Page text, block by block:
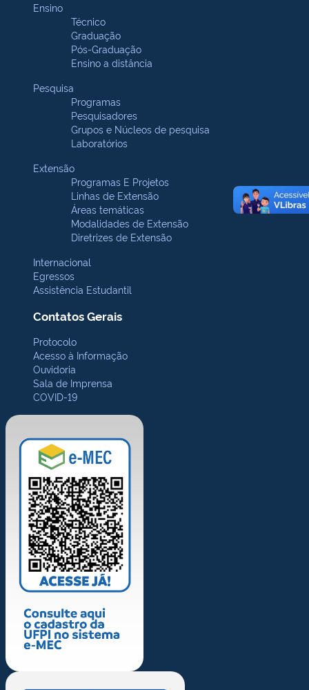
Ensino
Técnico
Graduação
Pós-Graduação
Ensino a distância
Pesquisa
Programas
Pesquisadores
Grupos e Núcleos de pesquisa
Laboratórios
Extensão
Programas E Projetos
Linhas de Extensão
Áreas temáticas
Modalidades de Extensão
Diretrizes de Extensão
Internacional
Egressos
Assistência Estudantil
Contatos Gerais
Protocolo
Acesso à Informação
Ouvidoria
Sala de Imprensa
COVID-19